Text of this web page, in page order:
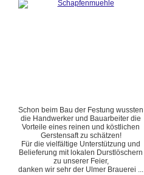
Schon beim Bau der Festung wussten
die Handwerker und Bauarbeiter die
Vorteile eines reinen und köstlichen
Gerstensaft zu schätzen!
Für die vielfältige Unterstützung und
Belieferung mit lokalen Durstlöschern
zu unserer Feier,
danken wir sehr der Ulmer Brauerei ...